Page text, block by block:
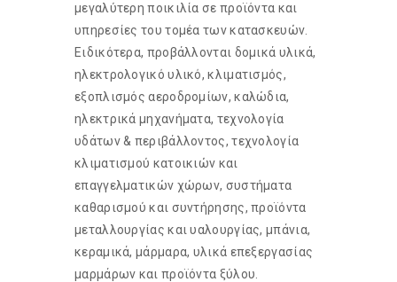
μεγαλύτερη ποικιλία σε προϊόντα και
υπηρεσίες του τομέα των κατασκευών.
Ειδικότερα, προβάλλονται δομικά υλικά,
ηλεκτρολογικό υλικό, κλιματισμός,
εξοπλισμός αεροδρομίων, καλώδια,
ηλεκτρικά μηχανήματα, τεχνολογία
υδάτων & περιβάλλοντος, τεχνολογία
κλιματισμού κατοικιών και
επαγγελματικών χώρων, συστήματα
καθαρισμού και συντήρησης, προϊόντα
μεταλλουργίας και υαλουργίας, μπάνια,
κεραμικά, μάρμαρα, υλικά επεξεργασίας
μαρμάρων και προϊόντα ξύλου.